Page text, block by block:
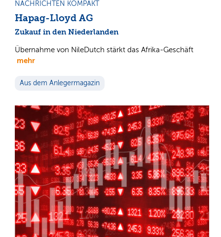
NACHRICHTEN KOMPAKT
Hapag-Lloyd AG
Zukauf in den Niederlanden
Übernahme von NileDutch stärkt das Afrika-Geschäft
mehr
Aus dem Anlegermagazin